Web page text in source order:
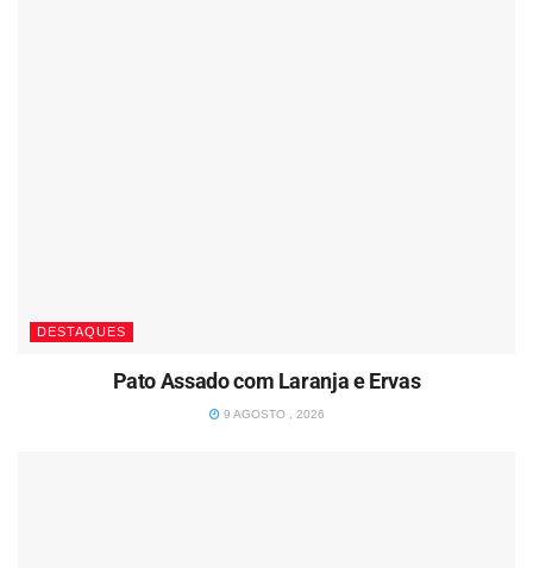
DESTAQUES
Pato Assado com Laranja e Ervas
9 AGOSTO , 2026